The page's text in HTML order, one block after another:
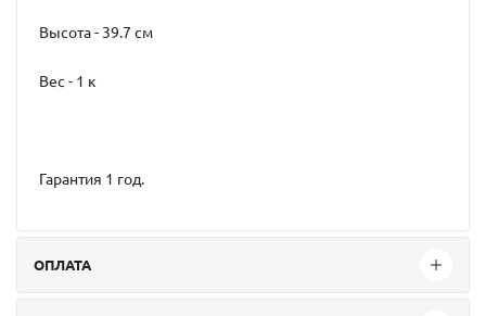
Высота - 39.7 см
Вес - 1 к
Гарантия 1 год.
ОПЛАТА